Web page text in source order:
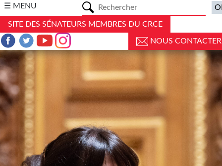
☰ MENU
SITE DES SÉNATEURS MEMBRES DU CRCE
NOUS CONTACTER